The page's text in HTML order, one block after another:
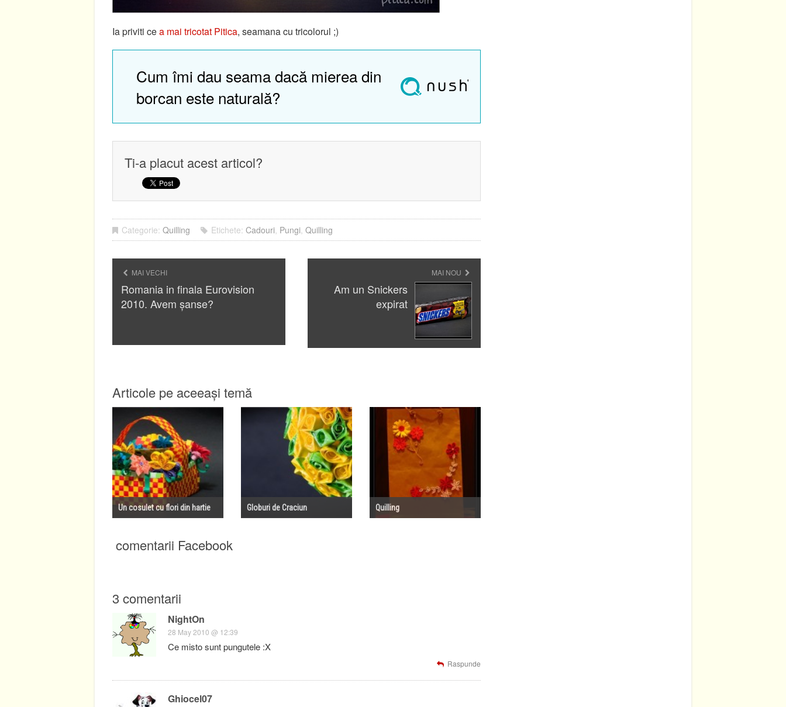
Ia priviti cea mai tricotat Pitica, seamana cu tricolorul ;)
Cum îmi dau seama dacă mierea din
borcan este naturală?
Ti-a placut acest articol?
Categorie: Quilling Etichete: Cadouri, Pungi, Quilling
MAI VECHI
Romania in finala Eurovision
2010. Avem șanse?
MAI NOU
Am un Snickers
expirat
Articole pe aceeași temă
Un cosulet cu flori din hartie Globuri de Craciun Quilling
comentarii Facebook
3 comentarii
NightOn
28 May 2010 @ 12:39
Ce misto sunt pungutele :X
Raspunde
Ghiocel07